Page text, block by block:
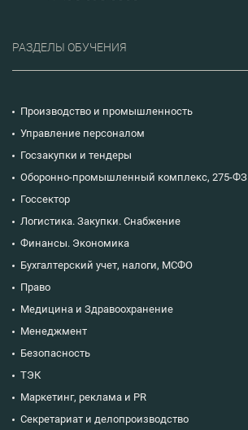
РАЗДЕЛЫ ОБУЧЕНИЯ
Производство и промышленность
Управление персоналом
Госзакупки и тендеры
Оборонно-промышленный комплекс, 275-ФЗ
Госсектор
Логистика. Закупки. Снабжение
Финансы. Экономика
Бухгалтерский учет, налоги, МСФО
Право
Медицина и Здравоохранение
Менеджмент
Безопасность
ТЭК
Маркетинг, реклама и PR
Секретариат и делопроизводство